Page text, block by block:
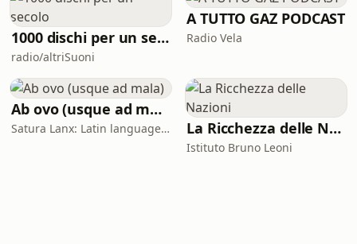
1000 dischi per un secolo
radio/altriSuoni
A TUTTO GAZ PODCAST
Radio Vela
Ab ovo (usque ad mala)
Satura Lanx: Latin language and literature for beginners. La Ricchezza delle Nazioni
Istituto Bruno Leoni